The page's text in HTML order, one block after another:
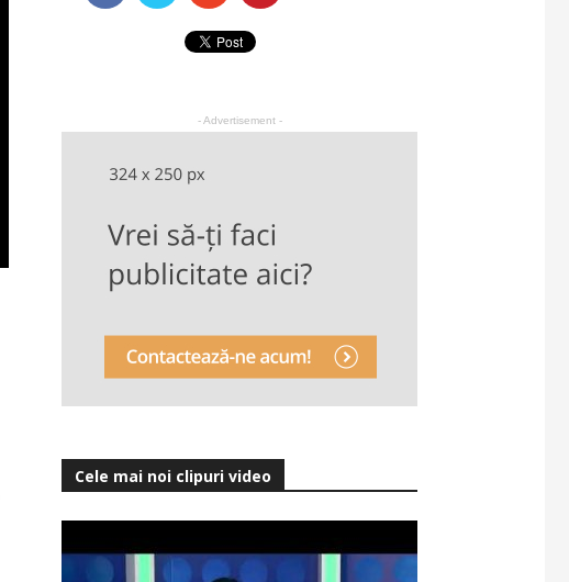
- Advertisement -
Cele mai noi clipuri video